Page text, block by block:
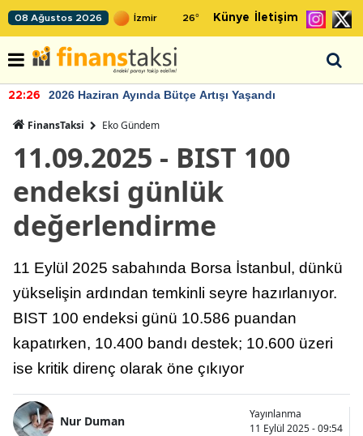
08 Ağustos 2026 26° Künye İletişim
22:26 2026 Haziran Ayında Bütçe Artışı Yaşandı
FinansTaksi Eko Gündem
11.09.2025 - BIST 100
endeksi günlük
değerlendirme
11 Eylül 2025 sabahında Borsa İstanbul, dünkü
yükselişin ardından temkinli seyre hazırlanıyor.
BIST 100 endeksi günü 10.586 puandan
kapatırken, 10.400 bandı destek; 10.600 üzeri
ise kritik direnç olarak öne çıkıyor
Nur Duman
Yayınlanma
11 Eylül 2025 - 09:54